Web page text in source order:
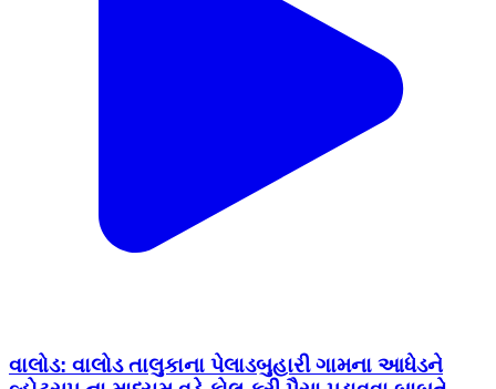
વાલોડ: વાલોડ તાલુકાના પેલાડબુહારી ગામના આધેડને